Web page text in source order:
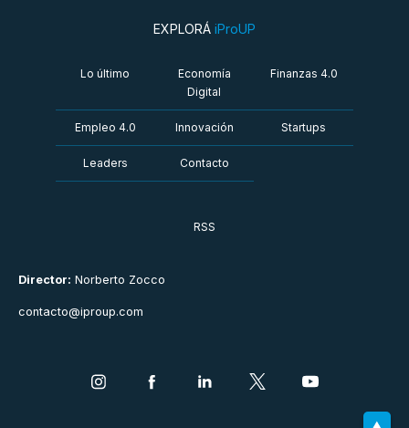
Director: Norberto Zocco
contacto@iproup.com
EXPLORÁ iProUP
Lo último
Economía
Digital
Finanzas 4.0
Empleo 4.0 Innovación Startups
Leaders Contacto
RSS